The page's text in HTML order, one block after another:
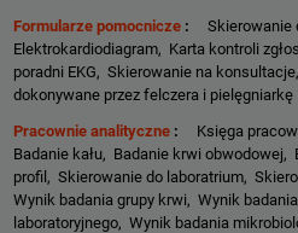
Formularze pomocnicze : Skierowanie
Elektrokardiodiagram, Karta kontroli
poradni EKG, Skierowanie na
dokonywane przez felczera i pielęgniarkę
Pracownie analityczne :
Księga
Badanie kału, Badanie krwi obwodowej,
profil, Skierowanie do laboratrium,
Wynik badania grupy krwi, Wynik
laboratoryjnego, Wynik badania